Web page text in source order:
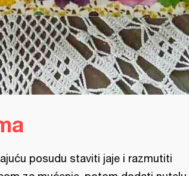
posudu staviti jaje i razmutiti